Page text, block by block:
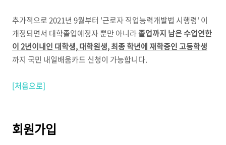
추가적으로 2021년 9월부터 '근로자 직업능력개발법 시행령' 이
개정되면서 대학졸업예정자 뿐만 아니라졸업까지 남은 수업연한
이 2년이내인 대학생, 대학원생, 최종 학년에 재학중인 고등학생
까지 국민 내일배움카드 신청이 가능합니다.
[처음으로]
회원가입